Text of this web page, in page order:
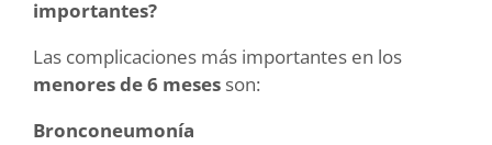
importantes?
Las complicaciones más importantes en los
menores de 6 meses son:
Bronconeumonía